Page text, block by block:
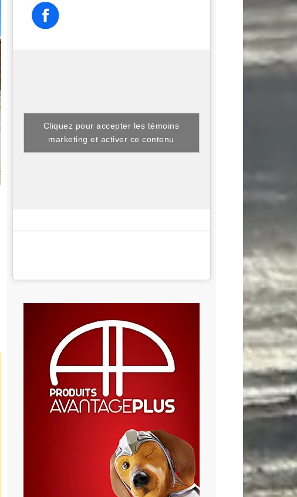
Cliquez pour accepter les témoins
marketing et activer ce contenu